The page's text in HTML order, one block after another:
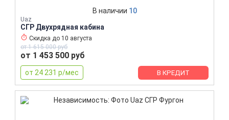
Uaz
СГР Двухрядная кабина
В наличии 10
Скидка до 10 августа
от 1 615 000 руб
от 1 453 500 руб
от 24 231 р/мес В КРЕДИТ